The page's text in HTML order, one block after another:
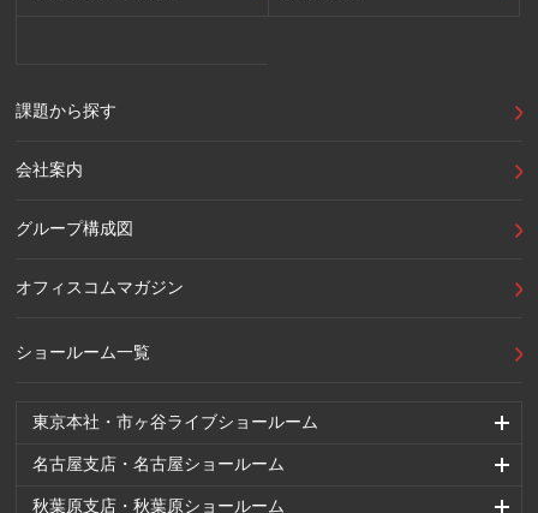
東京本社・市ヶ谷ライブショールーム
名古屋支店・名古屋ショールーム
秋葉原支店・秋葉原ショールーム
課題から探す
会社案内
グループ構成図
オフィスコムマガジン
ショールーム一覧